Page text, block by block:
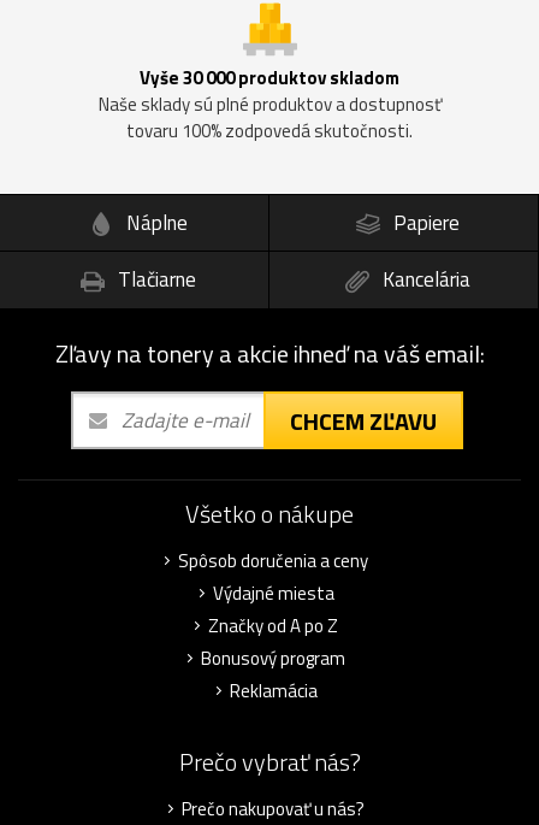
Vyše 30 000 produktov skladom
Naše sklady sú plné produktov a dostupnosť
tovaru 100% zodpovedá skutočnosti.
Náplne
Papiere
Tlačiarne
Kancelária
Zľavy na tonery a akcie ihneď na váš email:
CHCEM ZĽAVU
Všetko o nákupe
Spôsob doručenia a ceny
Výdajné miesta
Značky od A po Z
Bonusový program
Reklamácia
Prečo vybrať nás?
Prečo nakupovať u nás?